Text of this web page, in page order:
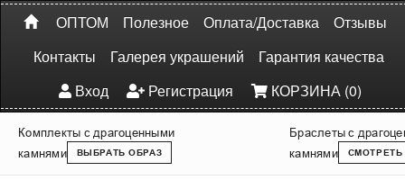
ОПТОМ Полезное Оплата/Доставка
Отзывы
Контакты
Галерея украшений
Гарантия качества
Вход
Регистрация КОРЗИНА (0)
Комплекты с драгоценными
камнями
ВЫБРАТЬ ОБРАЗ
Браслеты с
камнями
СМОТРЕТЬ